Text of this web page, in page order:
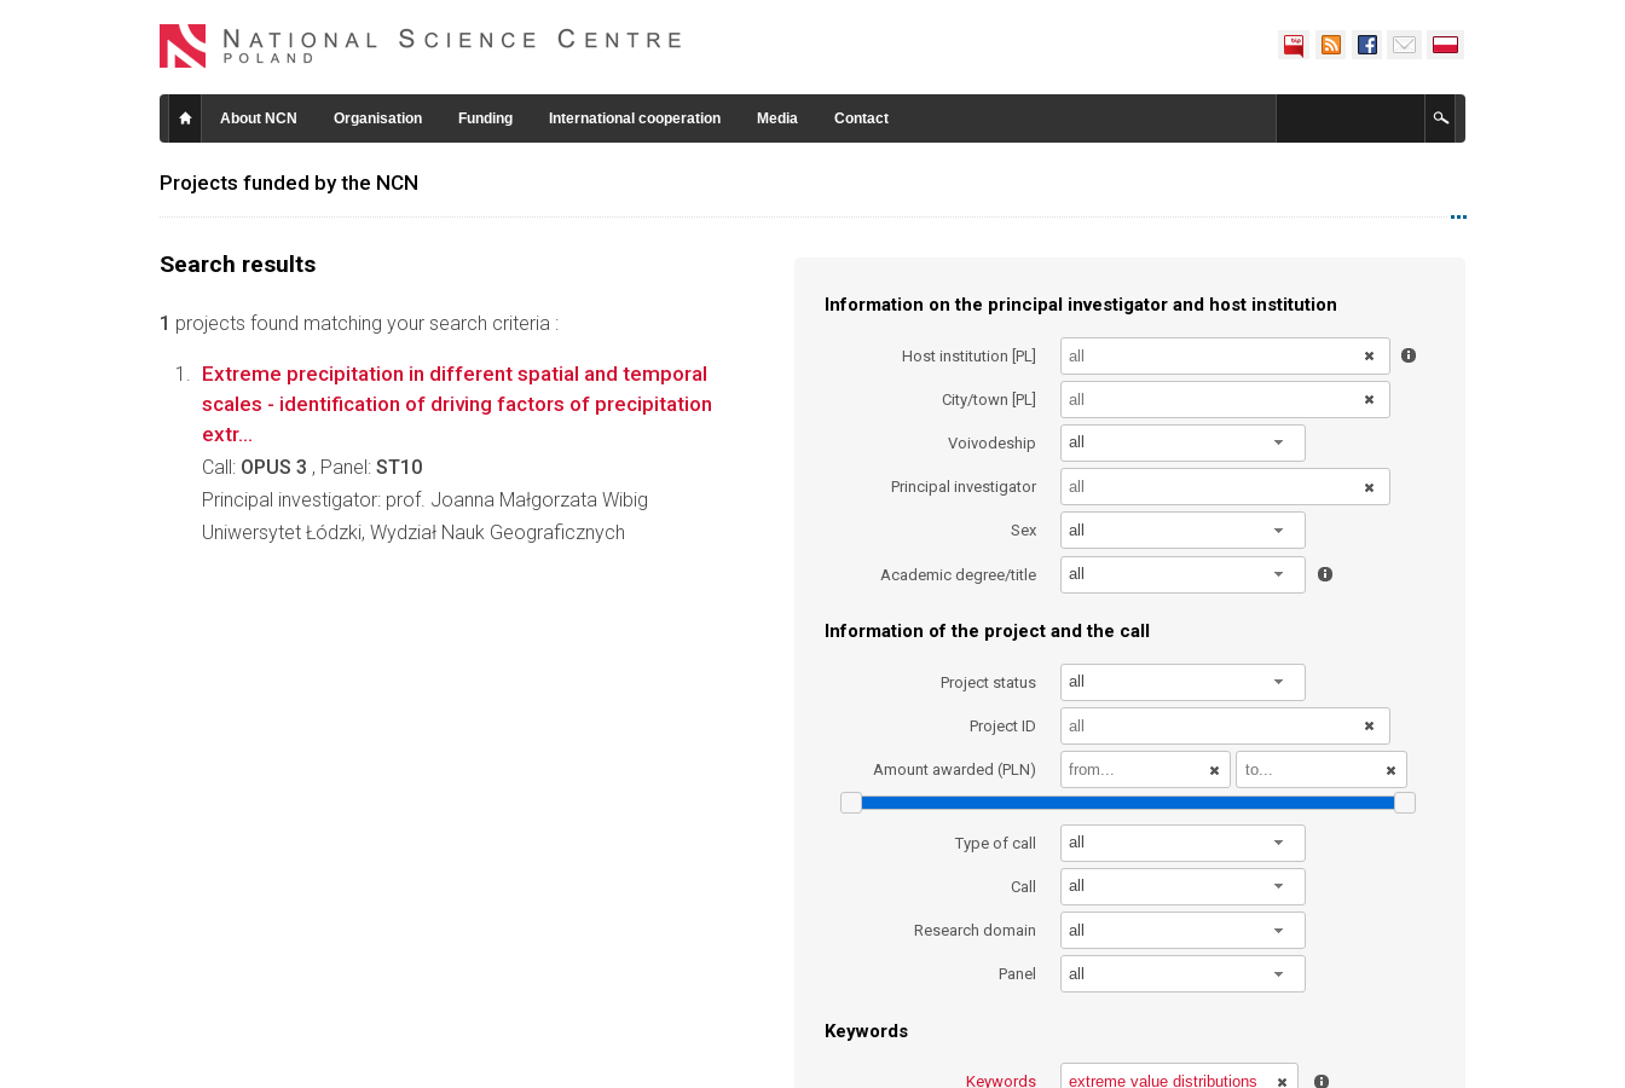
About NCN Organisation Funding International cooperation Media Contact
Projects funded by the NCN
Search results
1 projects found matching your search criteria :
Information on the principal investigator and host institution
Host institution [PL]
City/town [PL]
Voivodeship all
Principal investigator
Sex all
Academic degree/title all
Information of the project and the call
Project status all
Project ID
Amount awarded (PLN)
Type of call all
Call all
Research domain all
Panel all
Keywords
Keywords
Extreme precipitation in different spatial and temporal
scales - identification of driving factors of precipitation
extr...
Call: OPUS 3 , Panel: ST10
Principal investigator: prof. Joanna Małgorzata Wibig
Uniwersytet Łódzki, Wydział Nauk Geograficznych